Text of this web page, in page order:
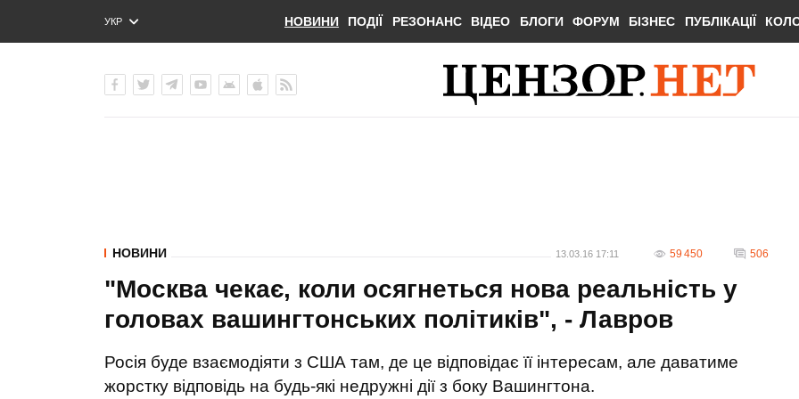
УКР
ENG
НОВИНИ ПОДІЇ РЕЗОНАНС ВІДЕО БЛОГИ ФОРУМ БІЗНЕС ПУБЛІКАЦІЇ
НОВИНИ 13.03.16 17:11 59 450 506
"Москва чекає, коли осягнеться нова реальність у
головах вашингтонських політиків", - Лавров
Росія буде взаємодіяти з США там, де це відповідає її інтересам, але даватиме
жорстку відповідь на будь-які недружні дії з боку Вашингтона.